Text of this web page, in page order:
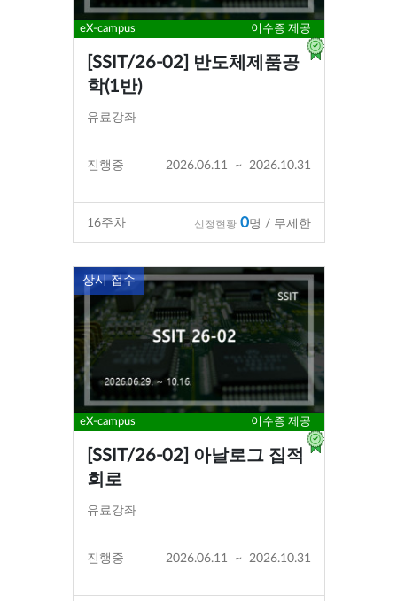
eX-campus 이수증 제공
[SSIT/26-02] 반도체제품공
학(1반)
유료강좌
진행중 2026.06.11 ~ 2026.10.31
16주차 신청현황 0명 / 무제한
상시 접수
eX-campus 이수증 제공
[SSIT/26-02] 아날로그 집적
회로
유료강좌
진행중 2026.06.11 ~ 2026.10.31